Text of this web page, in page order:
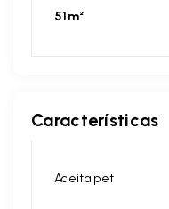
51m²
Características
Aceita pet